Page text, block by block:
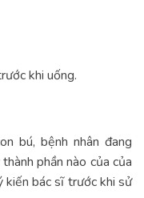
khi uống.
bú, bệnh nhân đang
phần nào của của
kiến bác sĩ trước khi sử